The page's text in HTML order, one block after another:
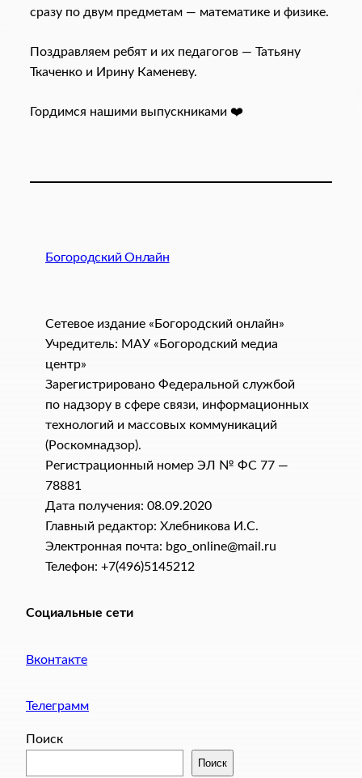
сразу по двум предметам — математике и физике.
Поздравляем ребят и их педагогов — Татьяну
Ткаченко и Ирину Каменеву.
Гордимся нашими выпускниками ❤️
Богородский Онлайн
Сетевое издание «Богородский онлайн»
Учредитель: МАУ «Богородский медиа
центр»
Зарегистрировано Федеральной службой
по надзору в сфере связи, информационных
технологий и массовых коммуникаций
(Роскомнадзор).
Регистрационный номер ЭЛ № ФС 77 —
78881
Дата получения: 08.09.2020
Главный редактор: Хлебникова И.C.
Электронная почта: bgo_online@mail.ru
Телефон: +7(496)5145212
Социальные сети
Вконтакте
Телеграмм
Поиск
Поиск